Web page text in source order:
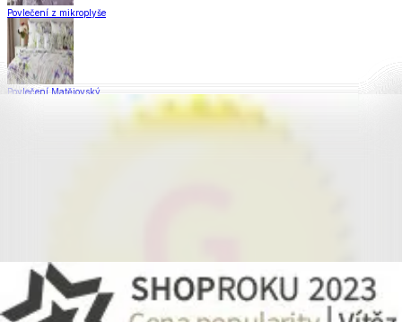
Povlečení z mikroplyše
Povlečení Matějovský